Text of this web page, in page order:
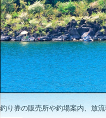
釣り券の販売所や釣場案内、放流